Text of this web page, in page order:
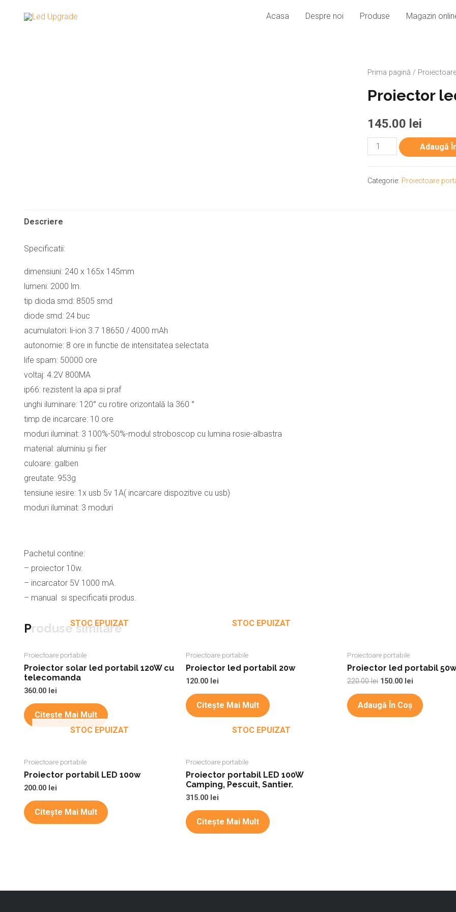
Acasa Despre noi Produse Magazin
Prima pagină /
Proiector
145.00 lei
Adaugă
Categorie: Proiectoare
Descriere
Specificatii:
dimensiuni: 240 x 165x 145mm
lumeni: 2000 lm.
tip dioda smd: 8505 smd
diode smd: 24 buc
acumulatori: li-ion 3.7 18650 / 4000 mAh
autonomie: 8 ore in functie de intensitatea selectata
life spam: 50000 ore
voltaj: 4.2V 800MA
ip66: rezistent la apa si praf
unghi iluminare: 120° cu rotire orizontală la 360 °
timp de incarcare: 10 ore
moduri iluminat: 3 100%-50%-modul stroboscop cu lumina rosie-albastra
material: aluminiu și fier
culoare: galben
greutate: 953g
tensiune iesire: 1x usb 5v 1A( incarcare dispozitive cu usb)
moduri iluminat: 3 moduri
Pachetul contine:
– proiector 10w.
– incarcator 5V 1000 mA.
– manual si specificatii produs.
Produse similare
STOC EPUIZAT
Proiectoare portabile
Proiector solar led portabil 120W cu
telecomanda
360.00 lei
Citește Mai Mult
STOC EPUIZAT
Proiectoare portabile
Proiector led portabil 20w
120.00 lei
Citește Mai Mult
Proiectoare portabile
Proiector led portabil 50w
220.00lei 150.00 lei
Adaugă În Coș
STOC EPUIZAT
Proiectoare portabile
Proiector portabil LED 100w
200.00 lei
Citește Mai Mult
STOC EPUIZAT
Proiectoare portabile
Proiector portabil LED 100W
Camping, Pescuit, Santier.
315.00 lei
Citește Mai Mult